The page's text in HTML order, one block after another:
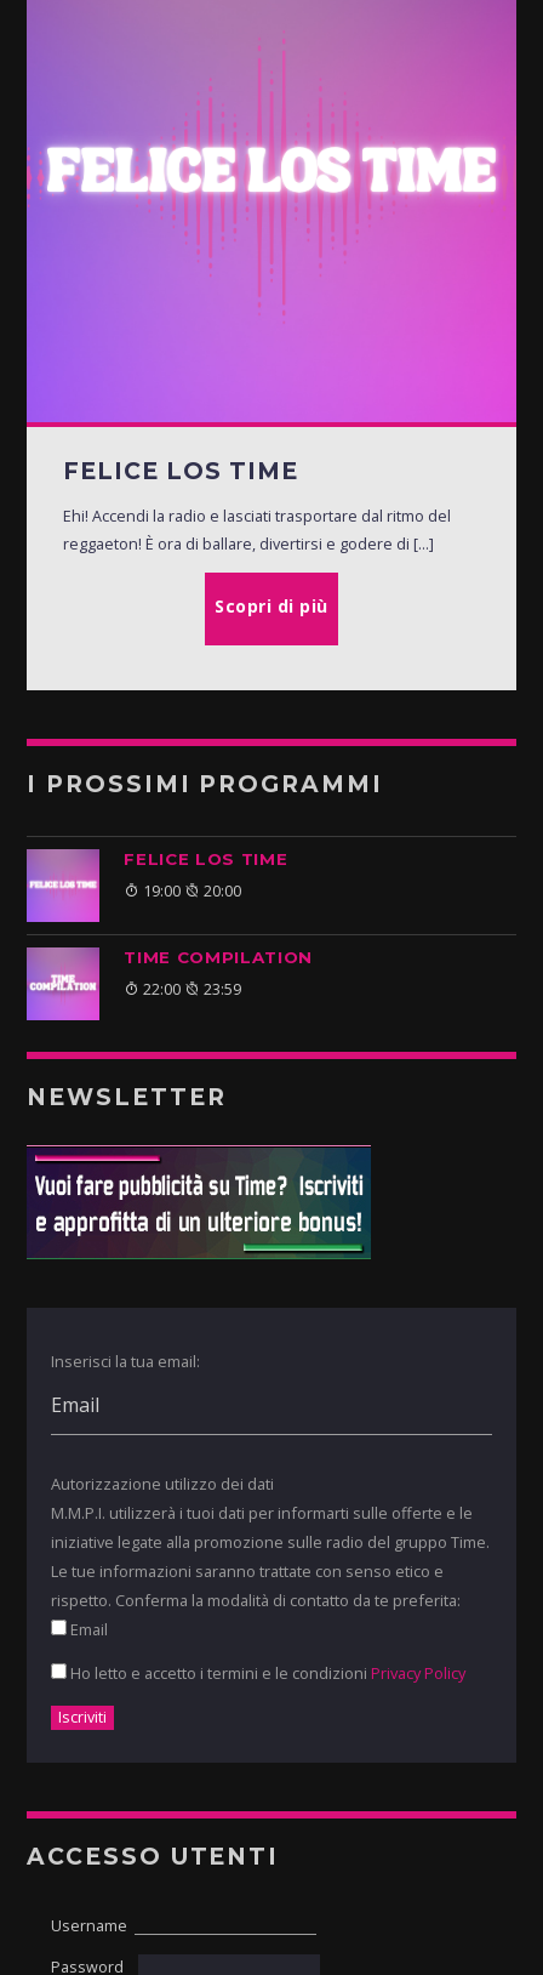
FELICE LOS TIME
Ehi! Accendi la radio e lasciati trasportare dal ritmo del
reggaeton! È ora di ballare, divertirsi e godere di [...]
Scopri di più
I PROSSIMI PROGRAMMI
FELICE LOS TIME
19:00 20:00
TIME COMPILATION
22:00 23:59
NEWSLETTER
Inserisci la tua email:
Autorizzazione utilizzo dei dati
M.M.P.I. utilizzerà i tuoi dati per informarti sulle offerte e le
iniziative legate alla promozione sulle radio del gruppo Time.
Le tue informazioni saranno trattate con senso etico e
rispetto. Conferma la modalità di contatto da te preferita:
Email
Ho letto e accetto i termini e le condizioni Privacy Policy
ACCESSO UTENTI
Username
Password